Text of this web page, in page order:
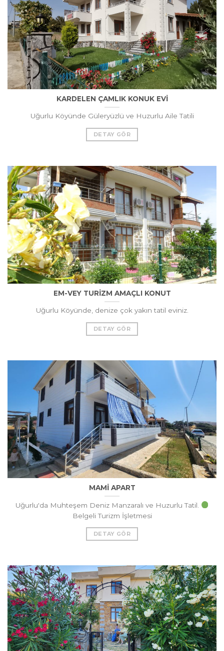
KARDELEN ÇAMLIK KONUK EVİ
Uğurlu Köyünde Güleryüzlü ve Huzurlu Aile Tatili
DETAY GÖR
EM-VEY TURİZM AMAÇLI KONUT
Uğurlu Köyünde, denize çok yakın tatil eviniz.
DETAY GÖR
MAMİ APART
Uğurlu'da Muhteşem Deniz Manzaralı ve Huzurlu Tatil.
Belgeli Turizm İşletmesi
DETAY GÖR